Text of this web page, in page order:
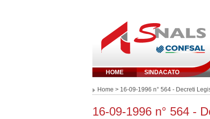
HOME SINDACATO
Inserisci parola
Home > 16-09-1996 n° 564 - Decreti
16-09-1996 n° 564 -